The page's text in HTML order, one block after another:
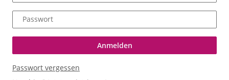
Passwort
Anmelden
Passwort vergessen